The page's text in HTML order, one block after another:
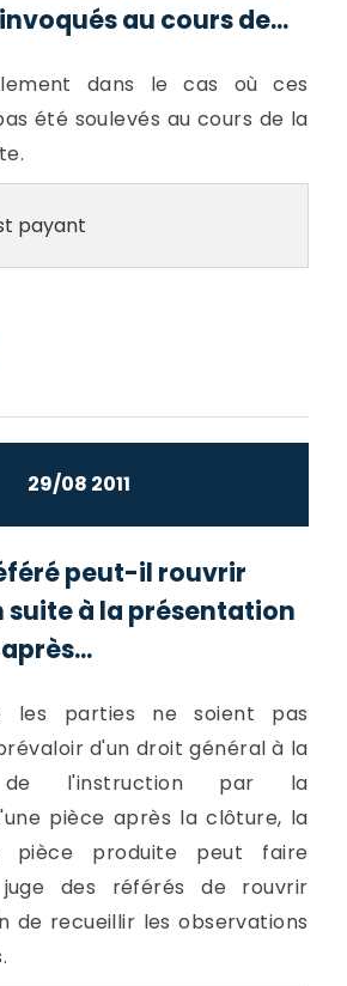
au cours de...
dans le cas où ces
été soulevés au cours de la
payant
29/08 2011
peut-il rouvrir
à la présentation
les parties ne soient pas
d'un droit général à la
de l'instruction par la
pièce après la clôture, la
produite peut faire
des référés de rouvrir
de recueillir les observations